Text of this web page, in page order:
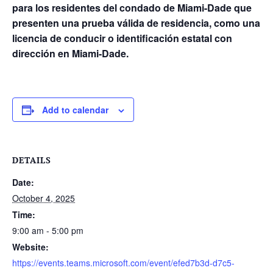
para los residentes del condado de Miami-Dade que
presenten una prueba válida de residencia, como una
licencia de conducir o identificación estatal con
dirección en Miami-Dade.
Add to calendar
DETAILS
Date:
October 4, 2025
Time:
9:00 am - 5:00 pm
Website:
https://events.teams.microsoft.com/event/efed7b3d-d7c5-